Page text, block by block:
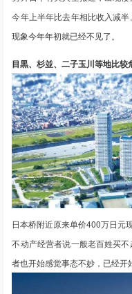
今年上半年比去年相比收入减半
现象今年年初就已经不见了。
目黒、杉並、二子玉川等地比较
日本桥附近原来单价400万日元
不动产经营者说一般老百姓买
者也开始感觉事态不妙，已经开